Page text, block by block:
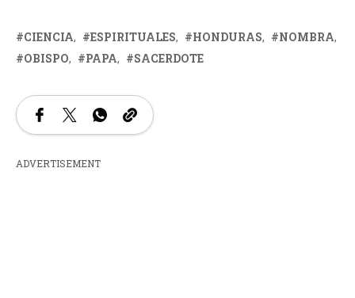
CIENCIA ESPIRITUALES HONDURAS
NOMBRA
OBISPO
PAPA SACERDOTE
ADVERTISEMENT